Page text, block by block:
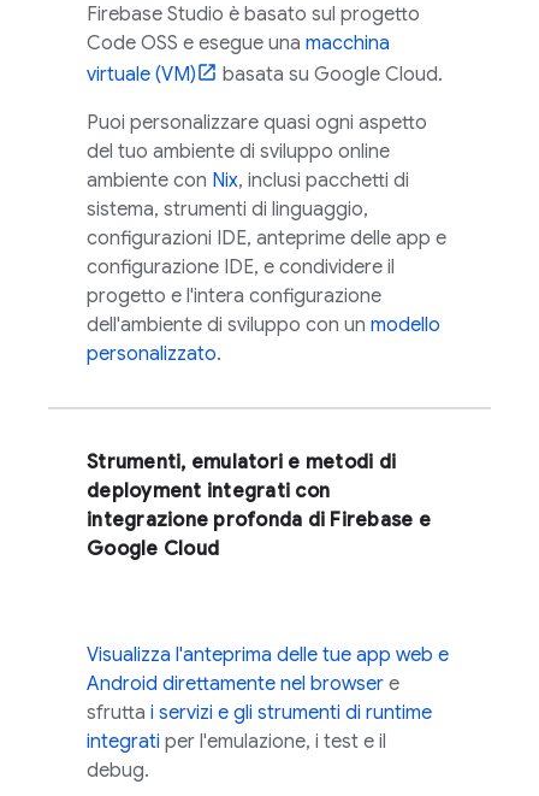
Firebase Studio è basato sul progetto
Code OSS e esegue una macchina
virtuale (VM)
basata su Google Cloud.
Puoi personalizzare quasi ogni aspetto
del tuo ambiente di sviluppo online
ambiente con Nix, inclusi pacchetti di
sistema, strumenti di linguaggio,
configurazioni IDE, anteprime delle app e
configurazione IDE, e condividere il
progetto e l'intera configurazione
dell'ambiente di sviluppo con un modello
personalizzato.
Strumenti, emulatori e metodi di
deployment integrati con
integrazione profonda di Firebase e
Google Cloud
Visualizza l'anteprima delle tue app web e
Android direttamente nel browser e
sfrutta i servizi e gli strumenti di runtime
integrati per l'emulazione, i test e il
debug.